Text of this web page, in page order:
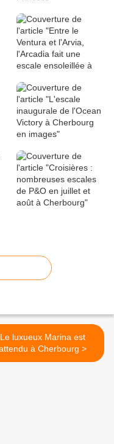
Le luxueux Marina est
attendu à Cherbourg >